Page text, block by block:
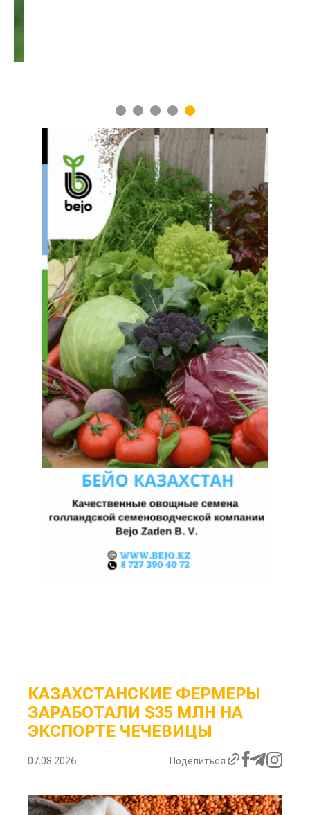
1 2 3 4 5
КАЗАХСТАНСКИЕ ФЕРМЕРЫ
ЗАРАБОТАЛИ $35 МЛН НА
ЭКСПОРТЕ ЧЕЧЕВИЦЫ
07.08.2026 Поделиться